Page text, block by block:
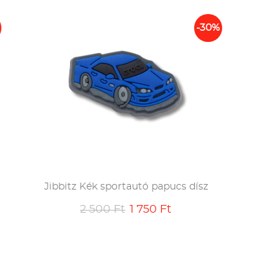
-30%
Jibbitz Kék sportautó papucs dísz
2 500 Ft 1 750 Ft